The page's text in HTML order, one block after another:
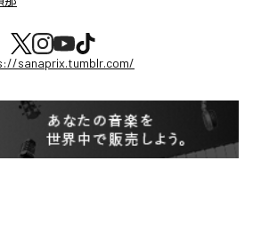
sanaprix.tumblr.com/